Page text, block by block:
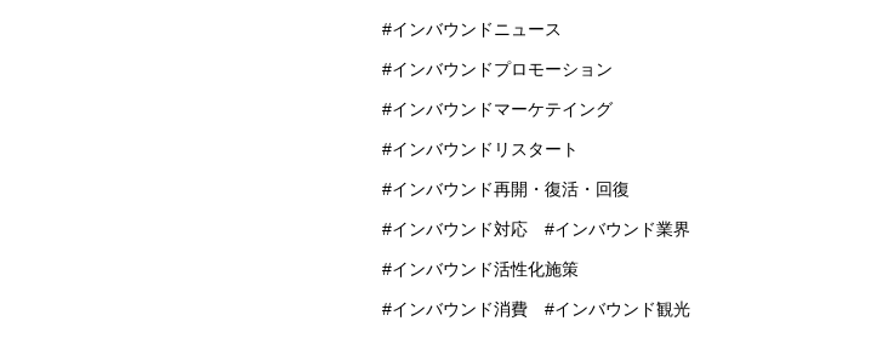
インバウンドニュース
インバウンドプロモーション
インバウンドマーケテイング
インバウンドリスタート
インバウンド再開・復活・回復
インバウンド対応 インバウンド業界
インバウンド活性化施策
インバウンド消費 インバウンド観光